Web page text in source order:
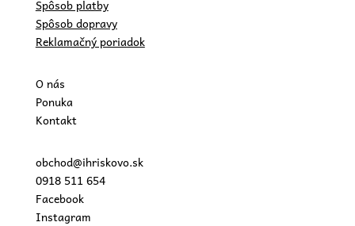
Spôsob platby
Spôsob dopravy
Reklamačný poriadok
O nás
Ponuka
Kontakt
obchod@ihriskovo.sk
0918 511 654
Facebook
Instagram